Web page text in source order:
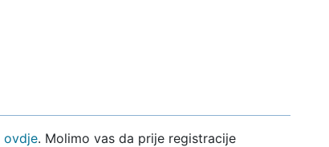
ovdje. Molimo vas da prije registracije